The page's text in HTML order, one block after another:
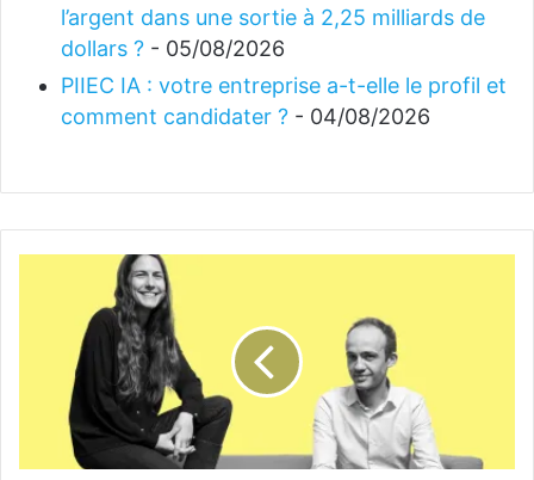
l’argent dans une sortie à 2,25 milliards de
dollars ? - 05/08/2026
PIIEC IA : votre entreprise a-t-elle le profil et
comment candidater ? - 04/08/2026